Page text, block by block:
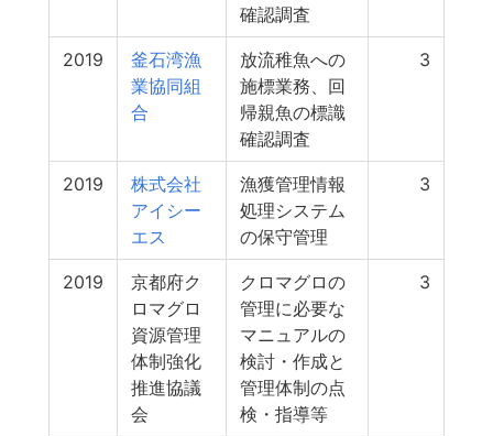
確認調査
2019
釜石湾漁
業協同組
合
放流稚魚への
施標業務、回
帰親魚の標識
確認調査
3
2019
株式会社
アイシー
エス
漁獲管理情報
処理システム
の保守管理
3
2019
京都府ク
ロマグロ
資源管理
体制強化
推進協議
会
クロマグロの
管理に必要な
マニュアルの
検討・作成と
管理体制の点
検・指導等
3